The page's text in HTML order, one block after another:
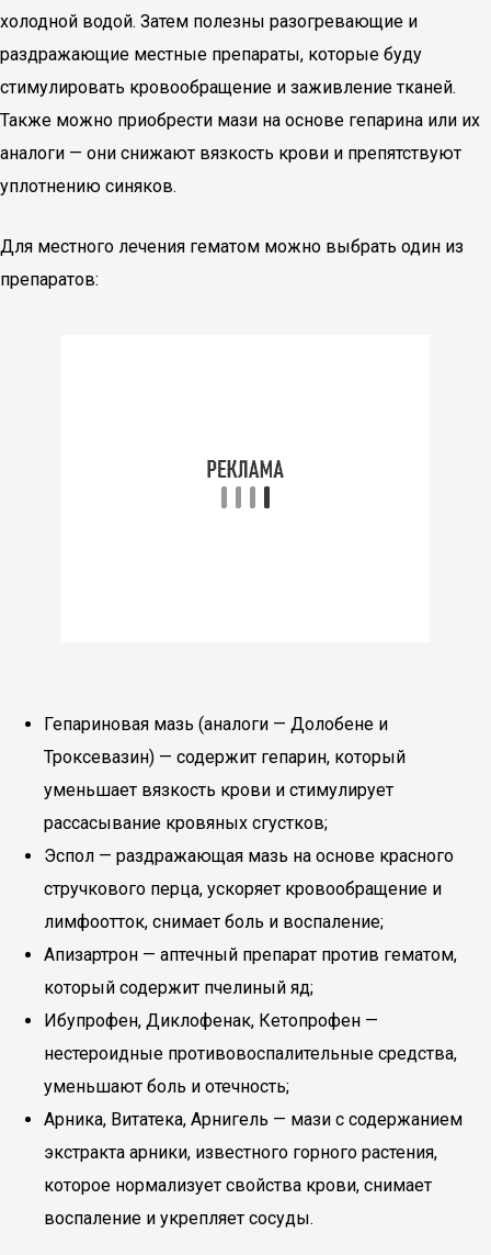
холодной водой. Затем полезны разогревающие и
раздражающие местные препараты, которые буду
стимулировать кровообращение и заживление тканей.
Также можно приобрести мази на основе гепарина или их
аналоги — они снижают вязкость крови и препятствуют
уплотнению синяков.
Для местного лечения гематом можно выбрать один из
препаратов:
Гепариновая мазь (аналоги — Долобене и
Троксевазин) — содержит гепарин, который
уменьшает вязкость крови и стимулирует
рассасывание кровяных сгустков;
Эспол — раздражающая мазь на основе красного
стручкового перца, ускоряет кровообращение и
лимфоотток, снимает боль и воспаление;
Апизартрон — аптечный препарат против гематом,
который содержит пчелиный яд;
Ибупрофен, Диклофенак, Кетопрофен —
нестероидные противовоспалительные средства,
уменьшают боль и отечность;
Арника, Витатека, Арнигель — мази с содержанием
экстракта арники, известного горного растения,
которое нормализует свойства крови, снимает
воспаление и укрепляет сосуды.